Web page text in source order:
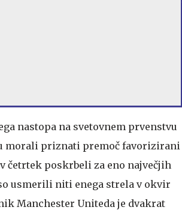
nastopa na svetovnem prvenstvu
morali priznati premoč favorizirani
četrtek poskrbeli za eno največjih
usmerili niti enega strela v okvir
Manchester Uniteda je dvakrat